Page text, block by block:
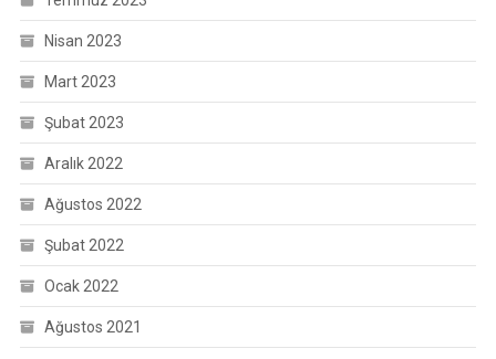
Nisan 2023
Mart 2023
Şubat 2023
Aralık 2022
Ağustos 2022
Şubat 2022
Ocak 2022
Ağustos 2021